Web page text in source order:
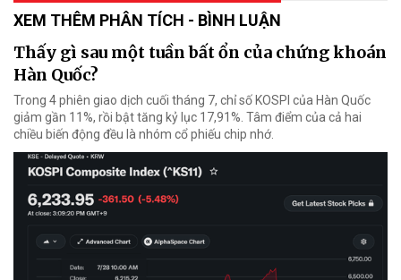
XEM THÊM PHÂN TÍCH - BÌNH LUẬN
Thấy gì sau một tuần bất ổn của chứng khoán
Hàn Quốc?
Trong 4 phiên giao dịch cuối tháng 7, chỉ số KOSPI của Hàn Quốc
giảm gần 11%, rồi bật tăng kỷ lục 17,91%. Tâm điểm của cả hai
chiều biến động đều là nhóm cổ phiếu chip nhớ.